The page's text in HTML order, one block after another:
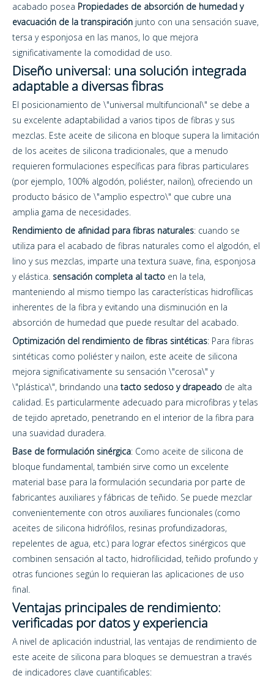
acabado posea Propiedades de absorción de humedad y
evacuación de la transpiración junto con una sensación suave,
tersa y esponjosa en las manos, lo que mejora
significativamente la comodidad de uso.
Diseño universal: una solución integrada
adaptable a diversas fibras
El posicionamiento de \"universal multifuncional\" se debe a
su excelente adaptabilidad a varios tipos de fibras y sus
mezclas. Este aceite de silicona en bloque supera la limitación
de los aceites de silicona tradicionales, que a menudo
requieren formulaciones específicas para fibras particulares
(por ejemplo, 100% algodón, poliéster, nailon), ofreciendo un
producto básico de \"amplio espectro\" que cubre una
amplia gama de necesidades.
Rendimiento de afinidad para fibras naturales: cuando se
utiliza para el acabado de fibras naturales como el algodón, el
lino y sus mezclas, imparte una textura suave, fina, esponjosa
y elástica. sensación completa al tacto en la tela,
manteniendo al mismo tiempo las características hidrofílicas
inherentes de la fibra y evitando una disminución en la
absorción de humedad que puede resultar del acabado.
Optimización del rendimiento de fibras sintéticas: Para fibras
sintéticas como poliéster y nailon, este aceite de silicona
mejora significativamente su sensación \"cerosa\" y
\"plástica\", brindando una tacto sedoso y drapeado de alta
calidad. Es particularmente adecuado para microfibras y telas
de tejido apretado, penetrando en el interior de la fibra para
una suavidad duradera.
Base de formulación sinérgica: Como aceite de silicona de
bloque fundamental, también sirve como un excelente
material base para la formulación secundaria por parte de
fabricantes auxiliares y fábricas de teñido. Se puede mezclar
convenientemente con otros auxiliares funcionales (como
aceites de silicona hidrófilos, resinas profundizadoras,
repelentes de agua, etc.) para lograr efectos sinérgicos que
combinen sensación al tacto, hidrofilicidad, teñido profundo y
otras funciones según lo requieran las aplicaciones de uso
final.
Ventajas principales de rendimiento:
verificadas por datos y experiencia
A nivel de aplicación industrial, las ventajas de rendimiento de
este aceite de silicona para bloques se demuestran a través
de indicadores clave cuantificables: